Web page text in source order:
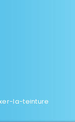
la-teinture